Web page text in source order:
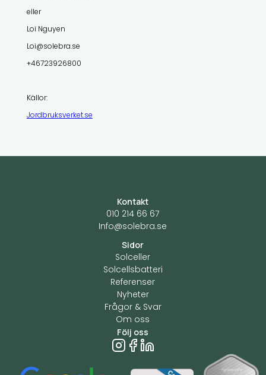
eller
Loi Nguyen
Loi@solebra.se
+46723926800
Källor:
Jordbruksverket.se
Kontakt
010 214 66 67
Info@solebra.se
Sidor
Solceller
Solcellsbatteri
Referenser
Nyheter
Frågor & Svar
Om oss
Följ oss